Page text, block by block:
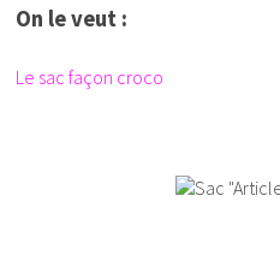
On le veut :
Le sac façon croco